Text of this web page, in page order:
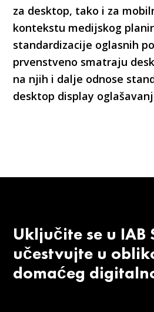
za desktop, tako i za
kontekstu medijskog
standardizacije oglasnih
prvenstveno smatraju
na njih i dalje odnose
desktop display
Uključite se u IAB
učestvujte u
domaćeg